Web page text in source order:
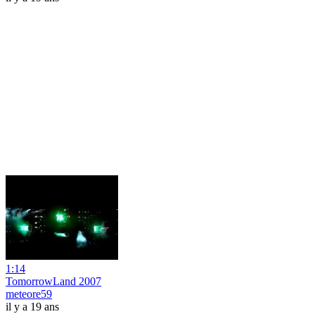
1:14
TomorrowLand 2007
meteore59
il y a 19 ans